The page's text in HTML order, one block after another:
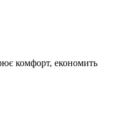
комфорт, економить